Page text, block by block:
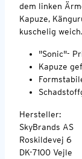
dem linken
Kapuze,
kuschelig weich.
"Sonic"-
Kapuze
Hersteller:
SkyBrands AS
Roskildevej 6
DK-7100 Vejle